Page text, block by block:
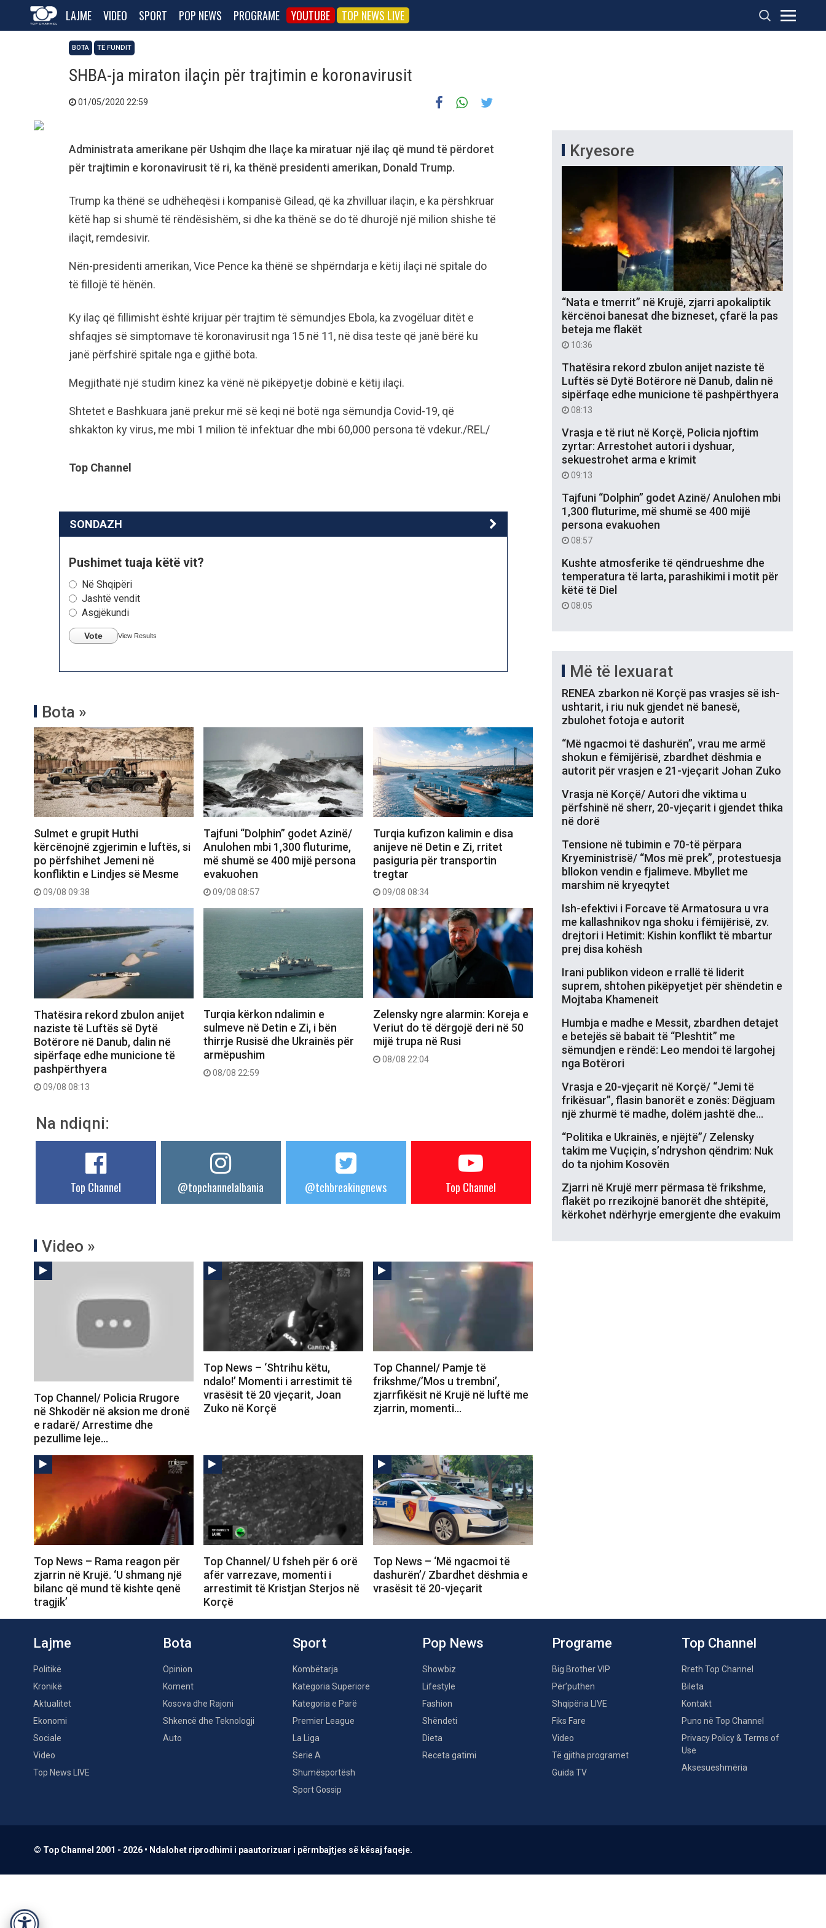
LAJME VIDEO SPORT POP NEWS PROGRAME YOUTUBE TOP NEWS LIVE
BOTA TË FUNDIT
SHBA-ja miraton ilaçin për trajtimin e koronavirusit
01/05/2020 22:59
Administrata amerikane për Ushqim dhe Ilaçe ka miratuar një ilaç që mund të përdoret
për trajtimin e koronavirusit të ri, ka thënë presidenti amerikan, Donald Trump.
Trump ka thënë se udhëheqësi i kompanisë Gilead, që ka zhvilluar ilaçin, e ka përshkruar
këtë hap si shumë të rëndësishëm, si dhe ka thënë se do të dhurojë një milion shishe të
ilaçit, remdesivir.
Nën-presidenti amerikan, Vice Pence ka thënë se shpërndarja e këtij ilaçi në spitale do
të fillojë të hënën.
Ky ilaç që fillimisht është krijuar për trajtim të sëmundjes Ebola, ka zvogëluar ditët e
shfaqjes së simptomave të koronavirusit nga 15 në 11, në disa teste që janë bërë ku
janë përfshirë spitale nga e gjithë bota.
Megjithatë një studim kinez ka vënë në pikëpyetje dobinë e këtij ilaçi.
Shtetet e Bashkuara janë prekur më së keqi në botë nga sëmundja Covid-19, që
shkakton ky virus, me mbi 1 milion të infektuar dhe mbi 60,000 persona të vdekur./REL/
Top Channel
SONDAZH
Pushimet tuaja këtë vit?
Në Shqipëri
Jashtë vendit
Asgjëkundi
Vote View Results
Bota »
Sulmet e grupit Huthi
kërcënojnë zgjerimin e luftës, si
po përfshihet Jemeni në
konfliktin e Lindjes së Mesme
09/08 09:38
Tajfuni “Dolphin” godet Azinë/
Anulohen mbi 1,300 fluturime,
më shumë se 400 mijë persona
evakuohen
09/08 08:57
Turqia kufizon kalimin e disa
anijeve në Detin e Zi, rritet
pasiguria për transportin
tregtar
09/08 08:34
Thatësira rekord zbulon anijet
naziste të Luftës së Dytë
Botërore në Danub, dalin në
sipërfaqe edhe municione të
pashpërthyera
09/08 08:13
Turqia kërkon ndalimin e
sulmeve në Detin e Zi, i bën
thirrje Rusisë dhe Ukrainës për
armëpushim
08/08 22:59
Zelensky ngre alarmin: Koreja e
Veriut do të dërgojë deri në 50
mijë trupa në Rusi
08/08 22:04
Na ndiqni:
Top Channel @topchannelalbania @tchbreakingnews Top Channel
Video »
Top Channel/ Policia Rrugore
në Shkodër në aksion me dronë
e radarë/ Arrestime dhe
pezullime leje…
Top News – ‘Shtrihu këtu,
ndalo!’ Momenti i arrestimit të
vrasësit të 20 vjeçarit, Joan
Zuko në Korçë
Top Channel/ Pamje të
frikshme/’Mos u trembni’,
zjarrfikësit në Krujë në luftë me
zjarrin, momenti…
Top News – Rama reagon për
zjarrin në Krujë. ‘U shmang një
bilanc që mund të kishte qenë
tragjik’
Top Channel/ U fsheh për 6 orë
afër varrezave, momenti i
arrestimit të Kristjan Sterjos në
Korçë
Top News – ‘Më ngacmoi të
dashurën’/ Zbardhet dëshmia e
vrasësit të 20-vjeçarit
Kryesore
“Nata e tmerrit” në Krujë, zjarri apokaliptik
kërcënoi banesat dhe bizneset, çfarë la pas
beteja me flakët
10:36
Thatësira rekord zbulon anijet naziste të
Luftës së Dytë Botërore në Danub, dalin në
sipërfaqe edhe municione të pashpërthyera
08:13
Vrasja e të riut në Korçë, Policia njoftim
zyrtar: Arrestohet autori i dyshuar,
sekuestrohet arma e krimit
09:13
Tajfuni “Dolphin” godet Azinë/ Anulohen mbi
1,300 fluturime, më shumë se 400 mijë
persona evakuohen
08:57
Kushte atmosferike të qëndrueshme dhe
temperatura të larta, parashikimi i motit për
këtë të Diel
08:05
Më të lexuarat
RENEA zbarkon në Korçë pas vrasjes së ish-
ushtarit, i riu nuk gjendet në banesë,
zbulohet fotoja e autorit
“Më ngacmoi të dashurën”, vrau me armë
shokun e fëmijërisë, zbardhet dëshmia e
autorit për vrasjen e 21-vjeçarit Johan Zuko
Vrasja në Korçë/ Autori dhe viktima u
përfshinë në sherr, 20-vjeçarit i gjendet thika
në dorë
Tensione në tubimin e 70-të përpara
Kryeministrisë/ “Mos më prek”, protestuesja
bllokon vendin e fjalimeve. Mbyllet me
marshim në kryeqytet
Ish-efektivi i Forcave të Armatosura u vra
me kallashnikov nga shoku i fëmijërisë, zv.
drejtori i Hetimit: Kishin konflikt të mbartur
prej disa kohësh
Irani publikon videon e rrallë të liderit
suprem, shtohen pikëpyetjet për shëndetin e
Mojtaba Khameneit
Humbja e madhe e Messit, zbardhen detajet
e betejës së babait të “Pleshtit” me
sëmundjen e rëndë: Leo mendoi të largohej
nga Botërori
Vrasja e 20-vjeçarit në Korçë/ “Jemi të
frikësuar”, flasin banorët e zonës: Dëgjuam
një zhurmë të madhe, dolëm jashtë dhe…
“Politika e Ukrainës, e njëjtë”/ Zelensky
takim me Vuçiçin, s’ndryshon qëndrim: Nuk
do ta njohim Kosovën
Zjarri në Krujë merr përmasa të frikshme,
flakët po rrezikojnë banorët dhe shtëpitë,
kërkohet ndërhyrje emergjente dhe evakuim
Lajme
Politikë
Kronikë
Aktualitet
Ekonomi
Sociale
Video
Top News LIVE
Bota
Opinion
Koment
Kosova dhe Rajoni
Shkencë dhe Teknologji
Auto
Sport
Kombëtarja
Kategoria Superiore
Kategoria e Parë
Premier League
La Liga
Serie A
Shumësportësh
Sport Gossip
Pop News
Showbiz
Lifestyle
Fashion
Shëndeti
Dieta
Receta gatimi
Programe
Big Brother VIP
Për’puthen
Shqipëria LIVE
Fiks Fare
Video
Të gjitha programet
Guida TV
Top Channel
Rreth Top Channel
Bileta
Kontakt
Puno në Top Channel
Privacy Policy & Terms of
Use
Aksesueshmëria
© Top Channel 2001 - 2026 • Ndalohet riprodhimi i paautorizuar i përmbajtjes së kësaj faqeje.